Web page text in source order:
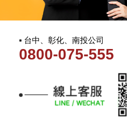
▪ 台中、彰化、南投公司
0800-075-555